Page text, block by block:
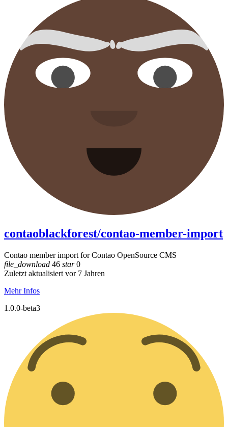
contaoblackforest/contao-member-import
Contao member import for Contao OpenSource CMS
file_download 46 star0
Zuletzt aktualisiert vor 7 Jahren
Mehr Infos
1.0.0-beta3